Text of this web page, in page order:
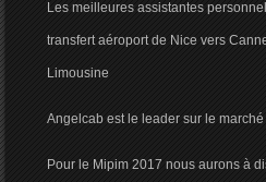
Les meilleures assistantes
transfert aéroport de Nice vers
Limousine
Angelcab est le leader sur le
Pour le Mipim 2017 nous aurons à